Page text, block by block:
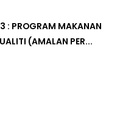
: PROGRAM MAKANAN
(AMALAN PER...